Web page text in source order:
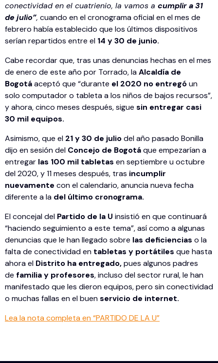
conectividad en el cuatrienio, la vamos a cumplir a 31
de julio”, cuando en el cronograma oficial en el mes de
febrero había establecido que los últimos dispositivos
serían repartidos entre el 14 y 30 de junio.
Cabe recordar que, tras unas denuncias hechas en el mes
de enero de este año por Torrado, laAlcaldía de
Bogotáaceptó que “durante el 2020 no entregóun
solo computador o tableta a los niños de bajos recursos”,
y ahora, cinco meses después, sigue sin entregar casi
30 mil equipos.
Asimismo, que el 21 y 30 de juliodel año pasado Bonilla
dijo en sesión del Concejo de Bogotáque empezarían a
entregar las 100 mil tabletas en septiembre u octubre
del 2020, y 11 meses después, tras incumplir
nuevamente con el calendario, anuncia nueva fecha
diferente a la del último cronograma.
El concejal del Partido de la U insistió en que continuará
“haciendo seguimiento a este tema”, así como a algunas
denuncias que le han llegado sobre las deficiencias o la
falta de conectividad en tabletas y portátiles que hasta
ahora el Distrito ha entregado,pues algunos padres
de familia y profesores, incluso del sector rural, le han
manifestado que les dieron equipos, pero sin conectividad
o muchas fallas en el buenservicio de internet.
Lea la nota completa en “PARTIDO DE LA U”